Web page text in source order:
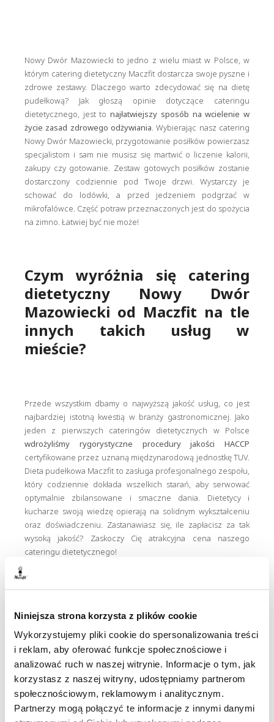
Niniejsza strona korzysta z plików cookie
Wykorzystujemy pliki cookie do spersonalizowania treści
i reklam, aby oferować funkcje społecznościowe i
analizować ruch w naszej witrynie. Informacje o tym, jak
korzystasz z naszej witryny, udostępniamy partnerom
społecznościowym, reklamowym i analitycznym.
Partnerzy mogą połączyć te informacje z innymi danymi
Nowy Dwór Mazowiecki to jedno z wielu miast w Polsce, w
którym catering dietetyczny Maczfit dostarcza swoje pyszne i
zdrowe zestawy. Dlaczego warto zdecydować się na dietę
pudełkową? Jak głoszą opinie dotyczące cateringu
dietetycznego, jest tonajłatwiejszy sposób na wcielenie w
życie zasad zdrowego odżywiania. Wybierając nasz catering
Nowy Dwór Mazowiecki, przygotowanie posiłków powierzasz
specjalistom i sam nie musisz się martwić o liczenie kalorii,
zakupy czy gotowanie. Zestaw gotowych posiłków zostanie
dostarczony codziennie pod Twoje drzwi. Wystarczy je
schować do lodówki, a przed jedzeniem podgrzać w
mikrofalówce. Część potraw przeznaczonych jest do spożycia
na zimno. Łatwiej być nie może!
Czym wyróżnia się catering
dietetyczny Nowy Dwór
Mazowiecki od Maczfit na tle
innych takich usług w
mieście?
Przede wszystkim dbamy o najwyższą jakość usług, co jest
najbardziej istotną kwestią w branży gastronomicznej. Jako
jeden z pierwszych cateringów dietetycznych w Polsce
wdrożyliśmy rygorystyczne procedury jakości HACCP
certyfikowane przez uznaną międzynarodową jednostkę TUV.
Dieta pudełkowa Maczfit to zasługa profesjonalnego zespołu,
który codziennie dokłada wszelkich starań, aby serwować
optymalnie zbilansowane i smaczne dania. Dietetycy i
kucharze swoją wiedzę opierają na solidnym wykształceniu
oraz doświadczeniu. Zastanawiasz się, ile zapłacisz za tak
wysoką jakość? Zaskoczy Cię atrakcyjna cena naszego
cateringu dietetycznego!
biodegradowalnych tackach z takimi samymi sztućcami
sposób dbamy o ekologię – Twoja dieta pudełkowa nie
generuje ton zbędnego plastiku. Maczfit to najbardziej
przyjazny środowisku w mieście Nowy Dwór Mazowiecki
catering.